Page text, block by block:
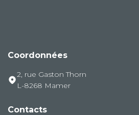
Coordonnées
2, rue Gaston Thorn
L-8268 Mamer
Contacts